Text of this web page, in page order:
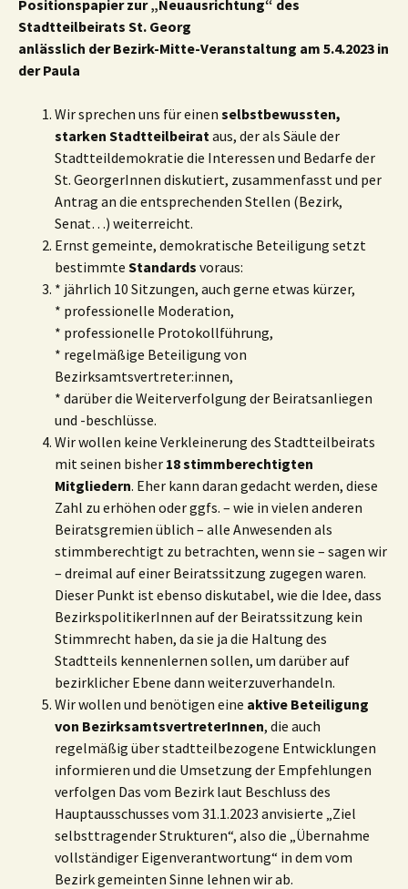
Positionspapier zur „Neuausrichtung“ des
Stadtteilbeirats St. Georg
anlässlich der Bezirk-Mitte-Veranstaltung am 5.4.2023 in
der Paula
Wir sprechen uns für einen selbstbewussten,
starken Stadtteilbeirataus, der als Säule der
Stadtteildemokratie die Interessen und Bedarfe der
St. GeorgerInnen diskutiert, zusammenfasst und per
Antrag an die entsprechenden Stellen (Bezirk,
Senat…) weiterreicht.
Ernst gemeinte, demokratische Beteiligung setzt
bestimmte Standards voraus:
* jährlich 10 Sitzungen, auch gerne etwas kürzer,
* professionelle Moderation,
* professionelle Protokollführung,
* regelmäßige Beteiligung von
Bezirksamtsvertreter:innen,
* darüber die Weiterverfolgung der Beiratsanliegen
und -beschlüsse.
Wir wollen keine Verkleinerung des Stadtteilbeirats
mit seinen bisher 18 stimmberechtigten
Mitgliedern. Eher kann daran gedacht werden, diese
Zahl zu erhöhen oder ggfs. – wie in vielen anderen
Beiratsgremien üblich – alle Anwesenden als
stimmberechtigt zu betrachten, wenn sie – sagen wir
– dreimal auf einer Beiratssitzung zugegen waren.
Dieser Punkt ist ebenso diskutabel, wie die Idee, dass
BezirkspolitikerInnen auf der Beiratssitzung kein
Stimmrecht haben, da sie ja die Haltung des
Stadtteils kennenlernen sollen, um darüber auf
bezirklicher Ebene dann weiterzuverhandeln.
Wir wollen und benötigen eine aktive Beteiligung
von BezirksamtsvertreterInnen, die auch
regelmäßig über stadtteilbezogene Entwicklungen
informieren und die Umsetzung der Empfehlungen
verfolgen Das vom Bezirk laut Beschluss des
Hauptausschusses vom 31.1.2023 anvisierte „Ziel
selbsttragender Strukturen“, also die „Übernahme
vollständiger Eigenverantwortung“ in dem vom
Bezirk gemeinten Sinne lehnen wir ab.